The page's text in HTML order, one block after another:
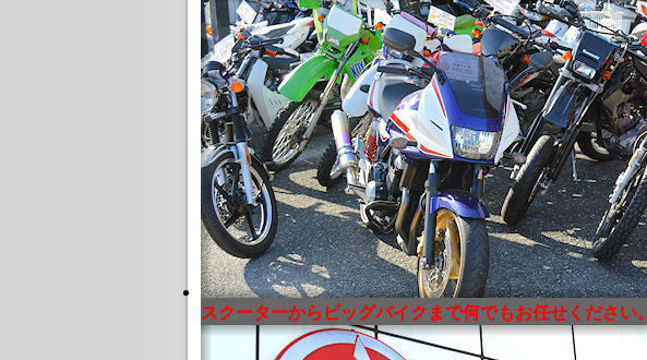
スクーターからビッグバイクまで何でもお任せください。